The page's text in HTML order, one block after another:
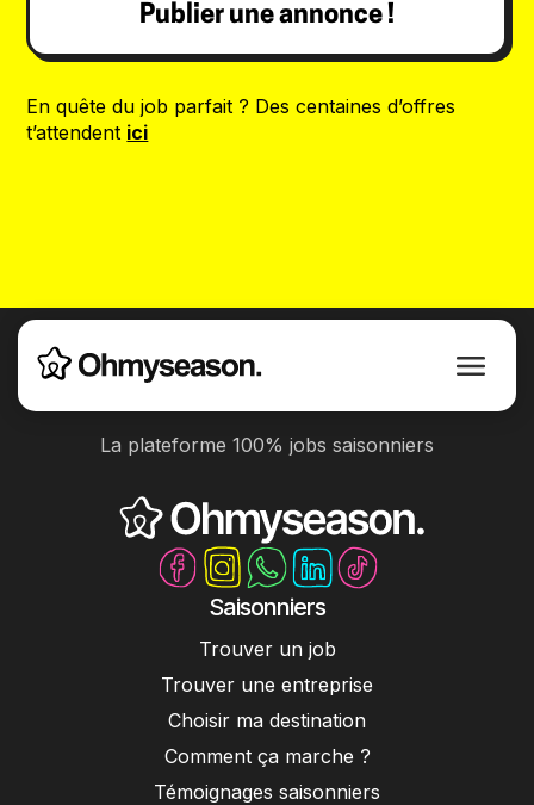
Publier une annonce !
En quête du job parfait ? Des centaines d’offres
t’attendent ici
La plateforme 100% jobs saisonniers
Saisonniers
Trouver un job
Trouver une entreprise
Choisir ma destination
Comment ça marche ?
Témoignages saisonniers